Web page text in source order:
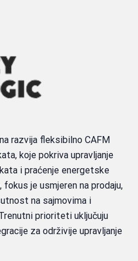
razvija fleksibilno CAFM
koje pokriva upravljanje
i praćenje energetske
je usmjeren na prodaju,
na sajmovima i
prioriteti uključuju
za održivije upravljanje